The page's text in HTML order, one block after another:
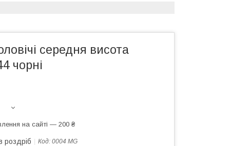
середня висота
чорні
на сайті — 200 ₴
роздріб Код: 0004 MG